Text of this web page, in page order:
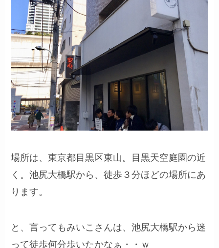
場所は、東京都目黒区東山。目黒天空庭園の近
く。池尻大橋駅から、徒歩３分ほどの場所にあ
ります。
と、言ってもみいこさんは、池尻大橋駅から迷
って徒歩何分歩いたかなぁ・・ｗ